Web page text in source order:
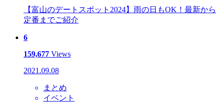
【富山のデートスポット2024】雨の日もOK！最新から
定番までご紹介
6
159,677 Views
2021.09.08
まとめ
イベント